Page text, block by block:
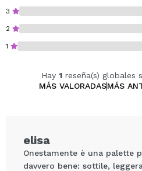
Cruelty free.
Vegan.
3
2
1
Hay 1reseña(s) globales
MÁS VALORADASMÁS
elisa
Onestamente è una palette
davvero bene: sottile,